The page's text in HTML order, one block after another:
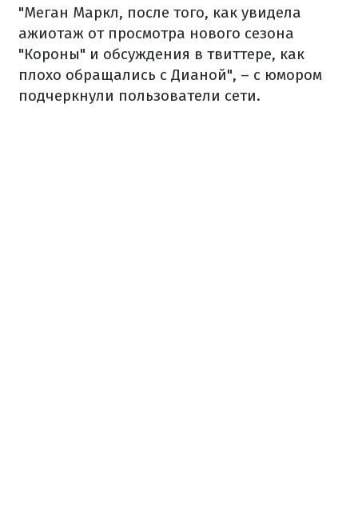
"Меган Маркл, после того, как увидела
ажиотаж от просмотра нового сезона
"Короны" и обсуждения в твиттере, как
плохо обращались с Дианой", – с юмором
подчеркнули пользователи сети.